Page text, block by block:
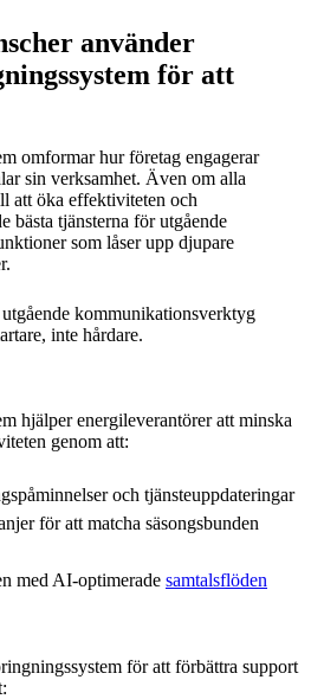
använder
för att
omformar hur företag engagerar
sin verksamhet. Även om alla
att öka effektiviteten och
bästa tjänsterna för utgående
som låser upp djupare
kommunikationsverktyg
inte hårdare.
hjälper energileverantörer att minska
genom att:
och tjänsteuppdateringar
för att matcha säsongsbunden
med AI-optimerade samtalsflöden
för att förbättra support